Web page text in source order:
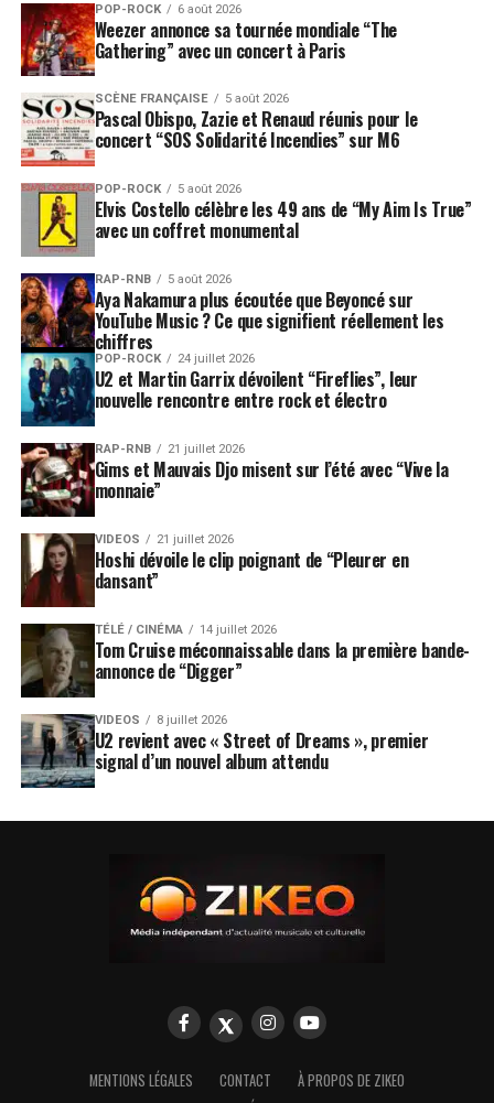
POP-ROCK 6 août 2026
Weezer annonce sa tournée mondiale “The
Gathering” avec un concert à Paris
SCÈNE FRANÇAISE 5 août 2026
Pascal Obispo, Zazie et Renaud réunis pour le
concert “SOS Solidarité Incendies” sur M6
POP-ROCK 5 août 2026
Elvis Costello célèbre les 49 ans de “My Aim Is True”
avec un coffret monumental
RAP-RNB 5 août 2026
Aya Nakamura plus écoutée que Beyoncé sur
YouTube Music ? Ce que signifient réellement les
chiffres
POP-ROCK 24 juillet 2026
U2 et Martin Garrix dévoilent “Fireflies”, leur
nouvelle rencontre entre rock et électro
RAP-RNB 21 juillet 2026
Gims et Mauvais Djo misent sur l’été avec “Vive la
monnaie”
VIDEOS 21 juillet 2026
Hoshi dévoile le clip poignant de “Pleurer en
dansant”
TÉLÉ / CINÉMA 14 juillet 2026
Tom Cruise méconnaissable dans la première bande-
annonce de “Digger”
VIDEOS 8 juillet 2026
U2 revient avec « Street of Dreams », premier
signal d’un nouvel album attendu
MENTIONS LÉGALES CONTACT
À PROPOS DE ZIKEO